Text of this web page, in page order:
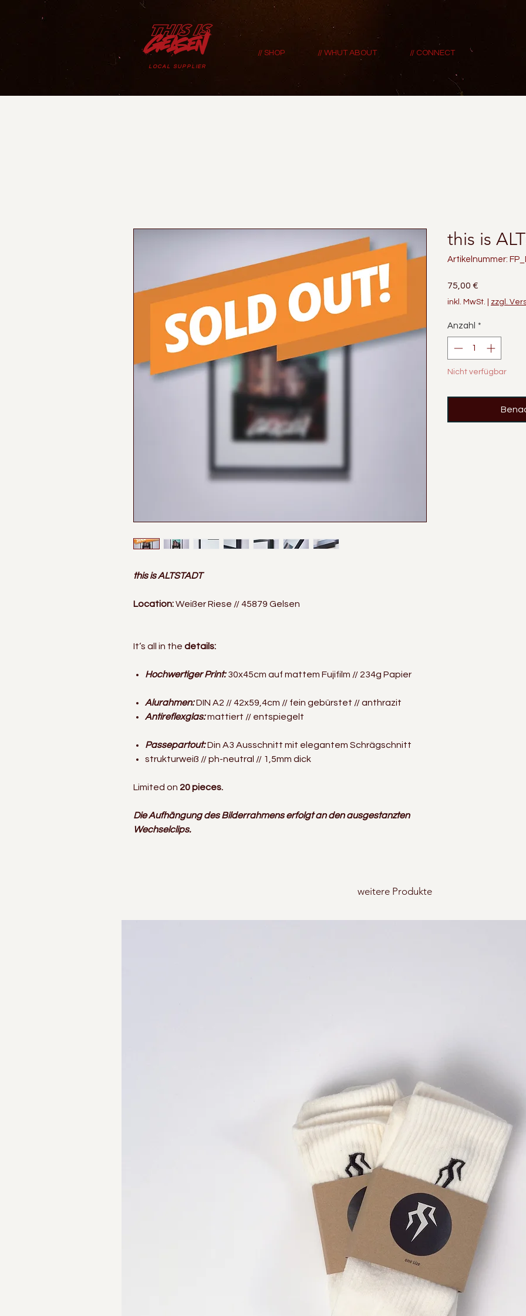
LOCAL SUPPLIER
// SHOP // WHUT ABOUT // CONNECT
this is ALTSTADT
Location:Weißer Riese // 45879 Gelsen
It‘s all in the details:
Hochwertiger Print:30x45cm auf mattem Fujifilm // 234g Papier
Alurahmen:DIN A2 // 42x59,4cm // fein gebürstet // anthrazit
Antireflexglas:mattiert // entspiegelt
Passepartout:Din A3 Ausschnitt mit elegantem Schrägschnitt
strukturweiß // ph-neutral // 1,5mm dick
Limited on 20 pieces.
Die Aufhängung des Bilderrahmens erfolgt an den ausgestanzten
Wechselclips.
this is
Artikelnummer:
75,00 €
inkl. MwSt. zzgl.
Anzahl *
Nicht verfügbar
weitere Produkte